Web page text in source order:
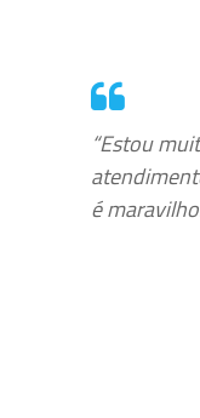
“Estou
é